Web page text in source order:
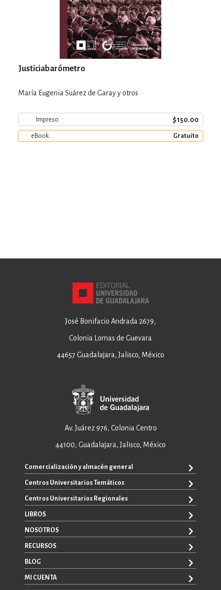
Justiciabarómetro
María Eugenia Suárez de Garay y otros
Impreso $150.00
eBook Gratuito
José Bonifacio Andrada 2679,
Colonia Lomas de Guevara
44657 Guadalajara, Jalisco, México
Av. Juárez 976, Colonia Centro
44100, Guadalajara, Jalisco, México
Comercialización y almacén general
ventas@editorial.udg.mx
WhatsApp: +52 33 1433 6869
Centros Universitarios Temáticos
CUAAD
CUCEA
CUCBA
CUCEI
CUCSH
Centros Universitarios Regionales
CUAAD
CUCBA
CUCOSTA
CUCHAPALA
CUCSH
LIBROS
TODOS LOS LIBROS
E-BOOKS
CATÁLOGOS
NOSOTROS
SOBRE NOSOTROS
CONTACTO
RECURSOS
PROMOCIONALES
CONVOCATORIAS
BLOG
LA VENTANA ROJA
MI CUENTA